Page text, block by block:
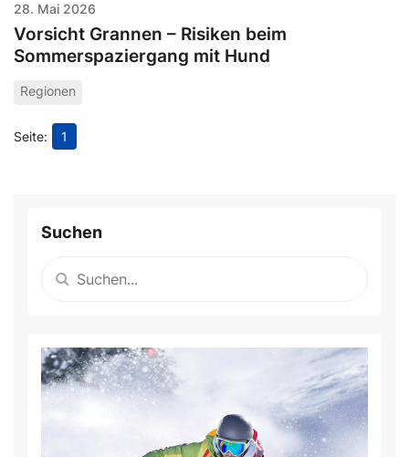
28. Mai 2026
Vorsicht Grannen – Risiken beim
Sommerspaziergang mit Hund
Regionen
1
Suchen